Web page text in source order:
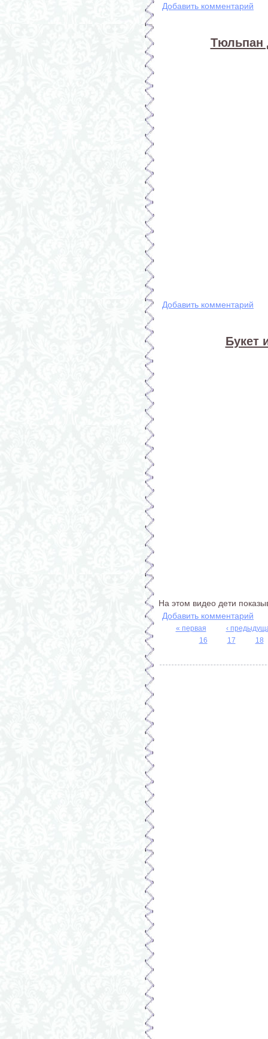
Добавить комментарий
Тюльпан
Добавить комментарий
Букет
На этом видео дети
Добавить комментарий
Страницы
« первая
‹
16
17 18